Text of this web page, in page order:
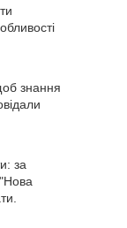
знання
за